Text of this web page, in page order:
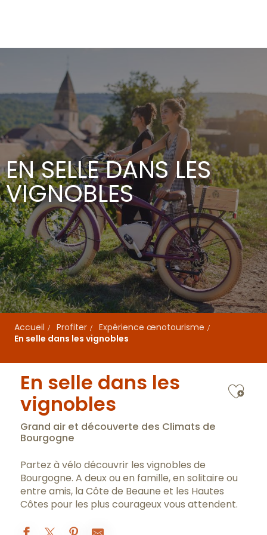
EN SELLE DANS LES
VIGNOBLES
Accueil Profiter
Expérience œnotourisme
En selle dans les vignobles
En selle dans les
vignobles
Grand air et découverte des Climats de
Bourgogne
Partez à vélo découvrir les vignobles de
Bourgogne. A deux ou en famille, en solitaire ou
entre amis, la Côte de Beaune et les Hautes
Côtes pour les plus courageux vous attendent.